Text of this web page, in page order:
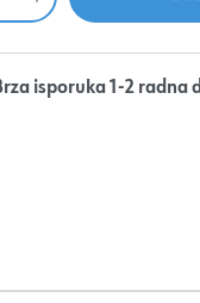
isporuka 1-2 radna